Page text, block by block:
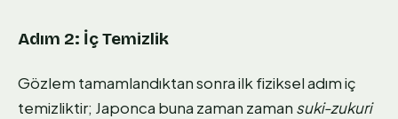
Adım 2: İç Temizlik
Gözlem tamamlandıktan sonra ilk fiziksel adım iç
temizliktir; Japonca buna zaman zaman suki-zukuri